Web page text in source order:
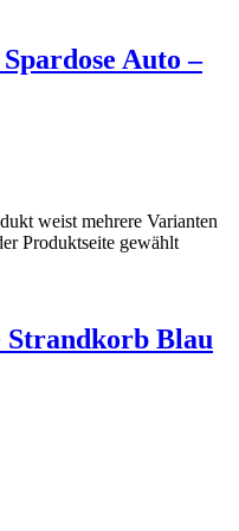
Auto –
weist mehrere Varianten
Produktseite gewählt
Strandkorb Blau